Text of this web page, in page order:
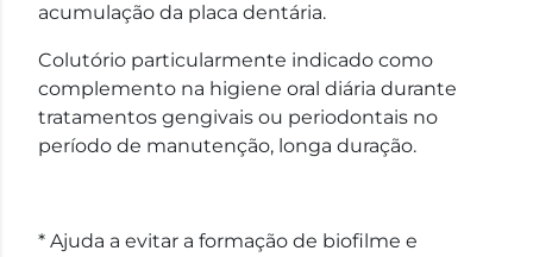
acumulação da placa dentária.
Colutório particularmente indicado como
complemento na higiene oral diária durante
tratamentos gengivais ou periodontais no
período de manutenção, longa duração.
* Ajuda a evitar a formação de biofilme e